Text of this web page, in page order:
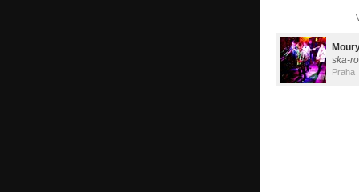
ska-
Praha